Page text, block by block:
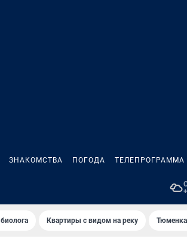
ЗНАКОМСТВА ПОГОДА ТЕЛЕПРОГРАММА
Квартиры с видом на реку Тюменка